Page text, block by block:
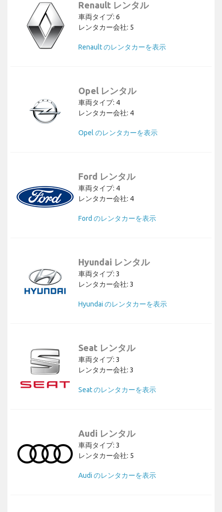
Renault レンタル
車両タイプ: 6
レンタカー会社: 5
Renault のレンタカーを表示
Opel レンタル
車両タイプ: 4
レンタカー会社: 4
Opel のレンタカーを表示
Ford レンタル
車両タイプ: 4
レンタカー会社: 4
Ford のレンタカーを表示
Hyundai レンタル
車両タイプ: 3
レンタカー会社: 3
Hyundai のレンタカーを表示
Seat レンタル
車両タイプ: 3
レンタカー会社: 3
Seat のレンタカーを表示
Audi レンタル
車両タイプ: 3
レンタカー会社: 5
Audi のレンタカーを表示